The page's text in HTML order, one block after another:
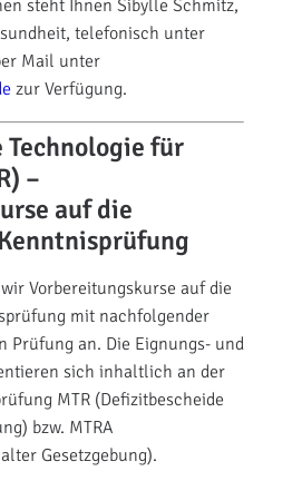
steht Ihnen Sibylle Schmitz,
telefonisch unter
Mail unter
zur Verfügung.
für
–
auf die
Kenntnisprüfung
Vorbereitungskurse auf die
mit nachfolgender
Prüfung an. Die Eignungs- und
sich inhaltlich an der
MTR (Defizitbescheide
bzw. MTRA
Gesetzgebung).